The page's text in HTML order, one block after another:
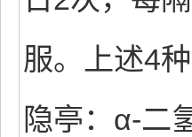
服。上述4
隐亭：α-二